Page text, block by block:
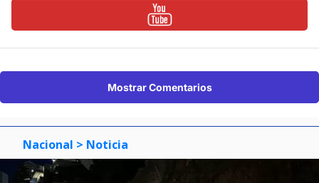
Mostrar Comentarios
Nacional > Noticia